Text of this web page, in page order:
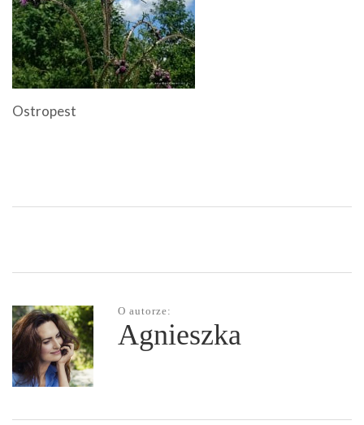
Ostropest
O autorze:
Agnieszka